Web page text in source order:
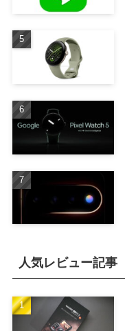
人気レビュー記事